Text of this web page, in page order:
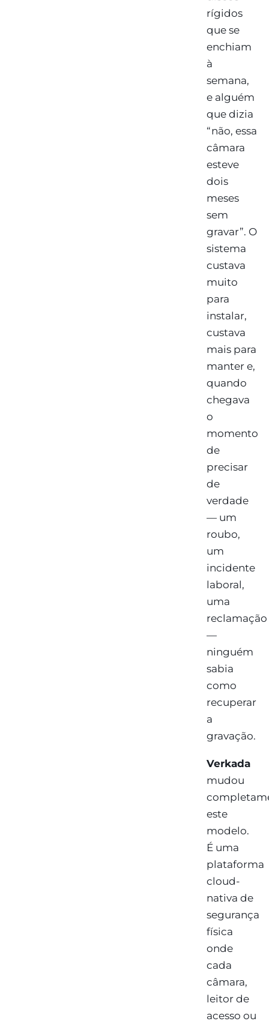
rígidos
que se
enchiam
à
semana,
e alguém
que dizia
“não, essa
câmara
esteve
dois
meses
sem
gravar”. O
sistema
custava
muito
para
instalar,
custava
mais para
manter e,
quando
chegava
o
momento
de
precisar
de
verdade
— um
roubo,
um
incidente
laboral,
uma
reclamação
—
ninguém
sabia
como
recuperar
a
gravação.
Verkada
mudou
este
modelo.
É uma
plataforma
cloud-
nativa de
segurança
física
onde
cada
câmara,
leitor de
acesso ou